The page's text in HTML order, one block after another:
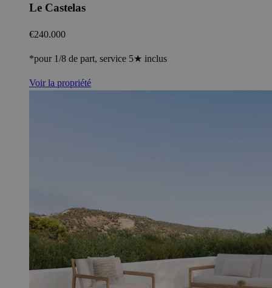
Le Castelas
€240.000
*pour 1/8 de part, service 5★ inclus
Voir la propriété